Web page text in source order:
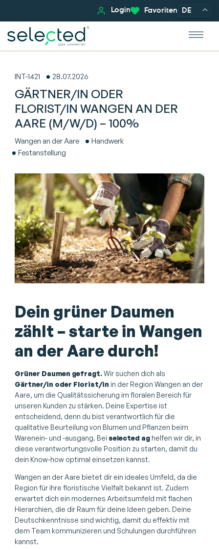
Login Favoriten DE
INT-1421 28.07.2026
GÄRTNER/IN ODER
FLORIST/IN WANGEN AN DER
AARE (M/W/D) – 100%
Wangen an der Aare
Handwerk
Festanstellung
Dein grüner Daumen
zählt – starte in Wangen
an der Aare durch!
Grüner Daumen gefragt.Wir suchen dich als
Gärtner/in oder Florist/in in der Region Wangen an der
Aare, um die Qualitätssicherung im floralen Bereich für
unseren Kunden zu stärken. Deine Expertise ist
entscheidend, denn du bist verantwortlich für die
qualitative Beurteilung von Blumen und Pflanzen beim
Warenein- und -ausgang. Bei selected ag helfen wir dir, in
diese verantwortungsvolle Position zu starten, damit du
dein Know-how optimal einsetzen kannst.
Wangen an der Aare bietet dir ein ideales Umfeld, da die
Region für ihre floristische Vielfalt bekannt ist. Zudem
erwartet dich ein modernes Arbeitsumfeld mit flachen
Hierarchien, die dir Raum für deine Ideen geben. Deine
Deutschkenntnisse sind wichtig, damit du effektiv mit
dem Team kommunizieren und Schulungen durchführen
kannst.